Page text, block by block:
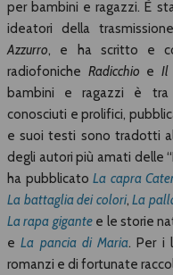
per bambini e ragazzi. È
ideatori della
Azzurro, e ha scritto e
radiofoniche Radicchio e Il
bambini e ragazzi è
conosciuti e prolifici,
e suoi testi sono tradotti
degli autori più amati delle
ha pubblicato La capra
La battaglia dei colori, La
La rapa gigantee le storie
eLa pancia di Maria. Per i
romanzi e di fortunate